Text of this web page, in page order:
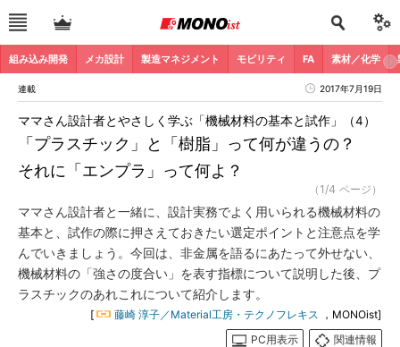
組み込み開発 メカ設計 製造マネジメント モビリティ FA 素材／化学
連載 2017年7月19日
「プラスチック」と「樹脂」って何が違うの？
それに「エンプラ」って何よ？
ママさん設計者とやさしく学ぶ「機械材料の基本と試作」（4）
（1/4 ページ）
ママさん設計者と一緒に、設計実務でよく用いられる機械材料の
基本と、試作の際に押さえておきたい選定ポイントと注意点を学
んでいきましょう。今回は、非金属を語るにあたって外せない、
機械材料の「強さの度合い」を表す指標について説明した後、プ
ラスチックのあれこれについて紹介します。
[ 藤崎 淳子／Material工房・テクノフレキス ，MONOist]
PC用表示
関連情報